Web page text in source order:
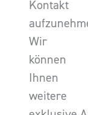
Kontakt
Wir
können
Ihnen
weitere